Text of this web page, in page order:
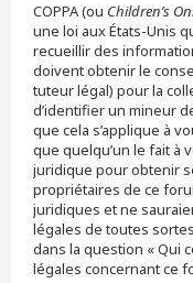
COPPA (ou Children’s
une loi aux États-Unis
recueillir des
doivent obtenir le
tuteur légal) pour la
d’identifier un mineur
que cela s’applique à
que quelqu’un le fait à
juridique pour obtenir
propriétaires de ce
juridiques et ne
légales de toutes
dans la question « Qui
légales concernant ce